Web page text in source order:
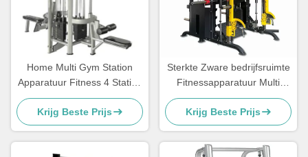
Home Multi Gym Station
Apparatuur Fitness 4 Station
Multi Gym Equipment
Krijg Beste Prijs
Sterkte Zware bedrijfsruimte
Fitnessapparatuur Multi
Smith Machine
Krijg Beste Prijs